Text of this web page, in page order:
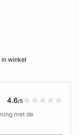
winkel
4.6/5
met de